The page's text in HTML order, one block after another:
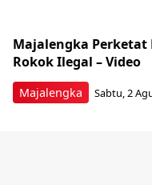
Majalengka
Majalengka Perketat
Rokok Ilegal – Video
Sabtu, 2